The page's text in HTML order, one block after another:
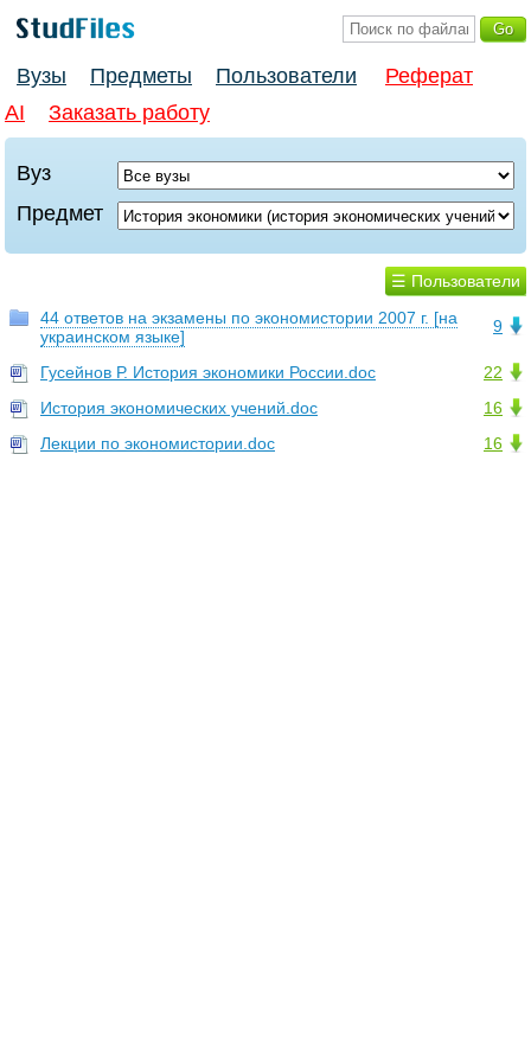
Вузы Предметы Пользователи
Реферат
AI
Заказать работу
Вуз
Предмет
☰ Пользователи
9
44 ответов на экзамены по экономистории 2007 г. [на
украинском языке]
22
Гусейнов Р. История экономики России.doc
16
История экономических учений.doc
16
Лекции по экономистории.doc